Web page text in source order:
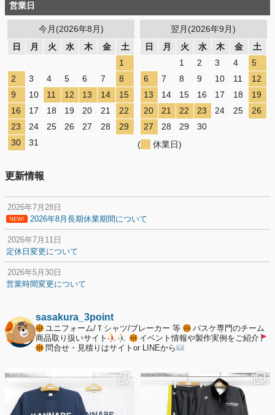
営業日
今月(2026年8月)
日
月 火 水 木 金
土
1
2
3 4 5 6 7
8
9
10 11 12 13 14
15
16
17 18 19 20 21
22
23
24 25 26 27 28
29
30
31
翌月(2026年9月)
日
月 火 水 木 金
土
1
2 3 4
5
6
7 8 9 10 11
12
13
14 15 16 17 18
19
20
21 22 23 24 25
26
27
28 29
30
(
休業日)
更新情報
2026年7月28日
NEW! 2026年8月長期休業期間について
2026年7月11日
定休日変更について
2026年5月30日
営業時間変更について
納期遅延について
2025年12月11日
年末年始の休業期間について
sasakura_3point
ユニフォーム/Ｔシャツ/ブレーカー 等
バスケ専門のチーム
商品取り扱いサイト
イベント情報や製作実例をご紹介
問合せ・見積りはサイトor LINEから